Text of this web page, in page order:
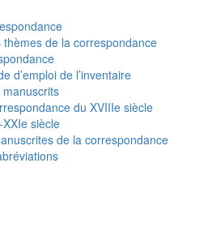
de la correspondance
d’emploi de l’inventaire
du XVIIIe siècle
siècle
de la correspondance